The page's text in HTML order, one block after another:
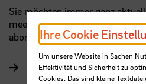
Sie möchten immer ganz
meetMINT-Veranstaltungen
abonnieren Sie gerne den
Weitere Informationen zu
Ihre Cookie
Um unsere Website in Sachen
Effektivität und Sicherheit zu
Cookies. Das sind kleine